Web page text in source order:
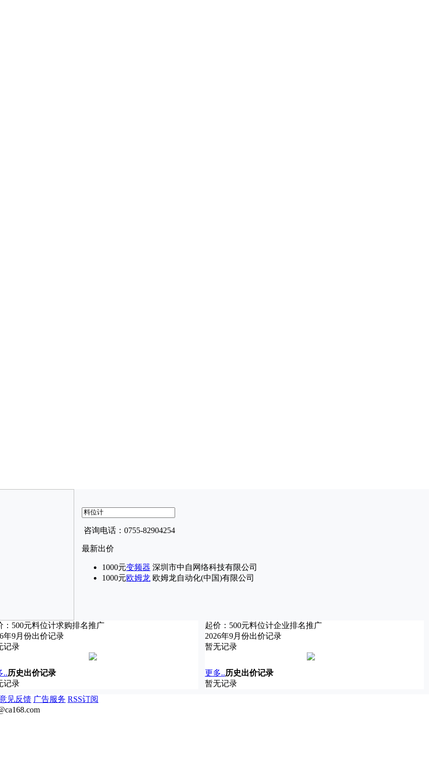
咨询电话：0755-82904254
最新出价
1000元变频器 深圳市中自网络科技有限公司
1000元欧姆龙 欧姆龙自动化(中国)有限公司
500元料位计求购排名推广
年9月份出价记录
记录
起价： 500元料位计企业排名推广
2026年9月份出价记录
暂无记录
..历史出价记录
记录
更多..历史出价记录
暂无记录
见反馈 广告服务 RSS订阅